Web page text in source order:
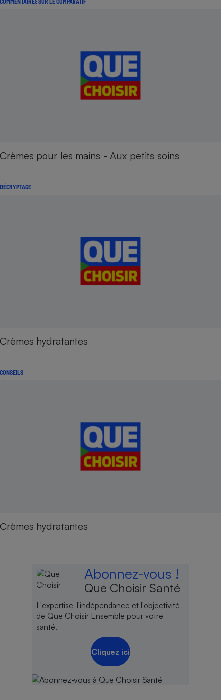
COMMENTAIRES SUR LE COMPARATIF
Crèmes pour les mains - Aux petits soins
DÉCRYPTAGE
Crèmes hydratantes
CONSEILS
Crèmes hydratantes
Abonnez-vous !
Que Choisir Santé
L'expertise, l'indépendance et l'objectivité
de Que Choisir Ensemble pour votre
santé.
Cliquez ici